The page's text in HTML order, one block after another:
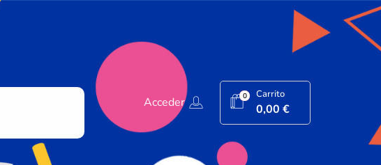
Acceder 0 Carrito
0,00€